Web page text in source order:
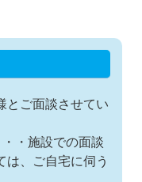
とご⾯談させてい
・・施設での面談
は、ご自宅に伺う